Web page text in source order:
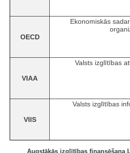
OECD
Ekonomiskās
VIAA
Valsts izglītības
VIIS
Valsts izglītības
Augstākās izglītības finansēšana